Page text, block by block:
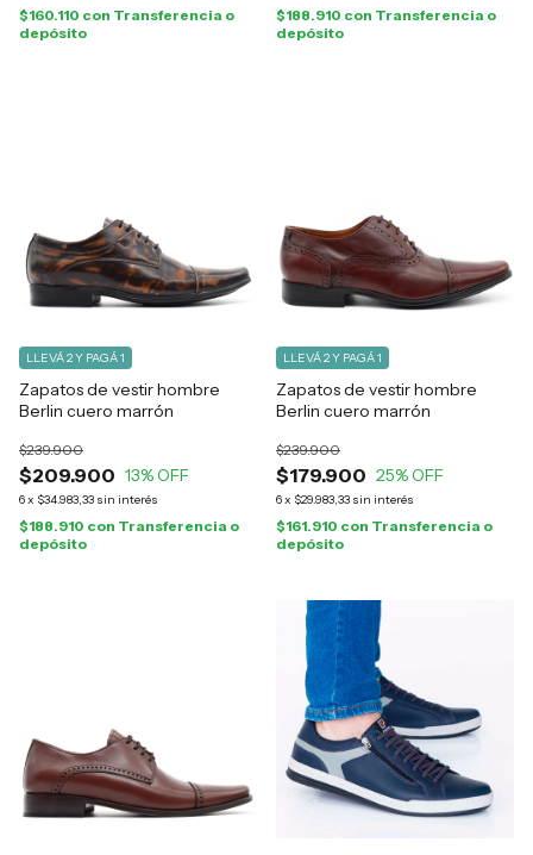
$160.110 con Transferencia o
depósito
$188.910 con Transferencia o
depósito
Zapatos de vestir hombre
Berlin cuero marrón
$209.900
$239.900
13% OFF
6x $34.983,33 sin interés
LLEVÁ 2 Y PAGÁ 1
$188.910 con Transferencia o
depósito
Zapatos de vestir hombre
Berlin cuero marrón
$179.900
$239.900
25% OFF
6x $29.983,33 sin interés
LLEVÁ 2 Y PAGÁ 1
$161.910 con Transferencia o
depósito